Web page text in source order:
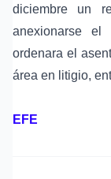
diciembre un
anexionarse
ordenara el
área en litigio,
EFE